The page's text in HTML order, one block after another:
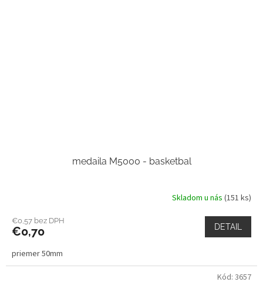
medaila M5000 - basketbal
Skladom u nás (151 ks)
€0,57 bez DPH
€0,70 DETAIL
priemer 50mm
Kód: 3657